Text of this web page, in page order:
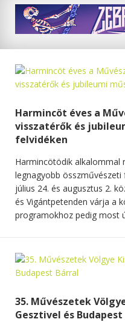
Harmincöt éves a
visszatérők és
felvidéken
Harmincötödik alkalommal
legnagyobb
július 24. és augusztus 2.
és Vigántpetenden várja a
programokhoz pedig most
35. Művészetek
Gesztivel és